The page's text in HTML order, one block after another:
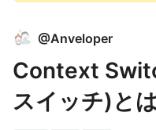
@Anveloper
Context
スイッチ)と